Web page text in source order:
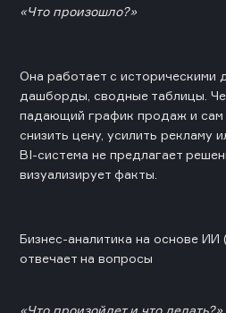
«Что произошло?»
Она работает с историческими
дашборды, сводные таблицы.
падающий график продаж и
снизить цену, усилить рекламу
BI-система не предлагает
визуализирует факты.
Бизнес-аналитика на основе
отвечает на вопросы
«Что произойдет и что делать?»